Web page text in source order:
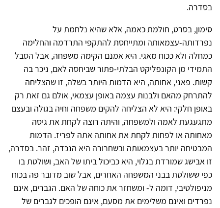
בסדרה.
סימון, בסרט, חולמת כאמה, אלא שהיא נלחמת על
נפרדותה-עצמאותה ומתייחסת להתקפי התרדמה והחלימה
כמחלה ולא ככוח מאגי. היא אמנם הקימה משפחה, אבל הסבל
התמידי מן הקונפליקט הבלתי-פתור שביחסה לאם, ניכר בה
קשות. פאני, אחותה, היא הדמות היותר בשלה, זו שהצליחה
להתרחק מהאם ולבנות עצמה באופן עצמאי, אולם גם זאת רק
באופן חלקי: היא לא הצליחה להקים משפחה וחיה בגולה ובעצם
מתגעגעת לאמה ולמשפחה, והיתה רוצה לקחת את גיסה
מאחותה או לפחות לקחת את אחותה אתה לפריז. הדמות
המבטיחה יותר בעצמאותה ובשחרורה היא הנכדה, זהר. בסדרה,
זו אבישג שמורדת בגלוי, היא כביכול ביתו של האב, ושולטת בו
כפי ששולטת בבני המשפחה האחרים, אבל שוב מדובר פה בכוח
מניפולטיבי, דומה ל- ומשחזר את כוחה של האם. הגברים, אינם
נפרדים ואינם משלימים את מסעם, אינם הופכים לגברים של